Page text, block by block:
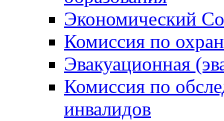
Экономический
Комиссия по
Эвакуационная
Комиссия по
инвалидов